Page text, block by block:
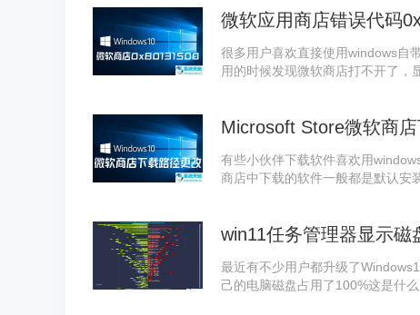
微软应用商店错误代码
很多用户喜欢直接使用windows自
用的时候发现微软商店打不开了，
Microsoft Store微软商
有些小伙伴下载软件喜欢用
商店中下载的软件一般都是默认安
win11任务管理器显示磁
最近有不少用户都升级了
己的电脑磁盘占用了100%这是什